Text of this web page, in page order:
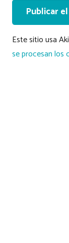
Publicar
Este sitio usa
se procesan los